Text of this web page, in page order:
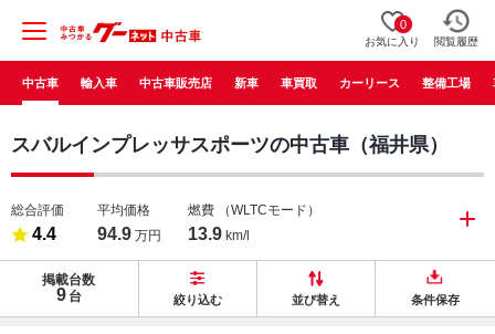
0
お気に入り 閲覧履歴
中古車 輸入車 中古車販売店 新車 車買取 カーリース 整備工場
スバルインプレッサスポーツの中古車（福井県）
総合評価
4.4
平均価格
94.9 万円
燃費 （WLTCモード）
13.9 km/l
掲載台数
9 台 絞り込む 並び替え 条件保存